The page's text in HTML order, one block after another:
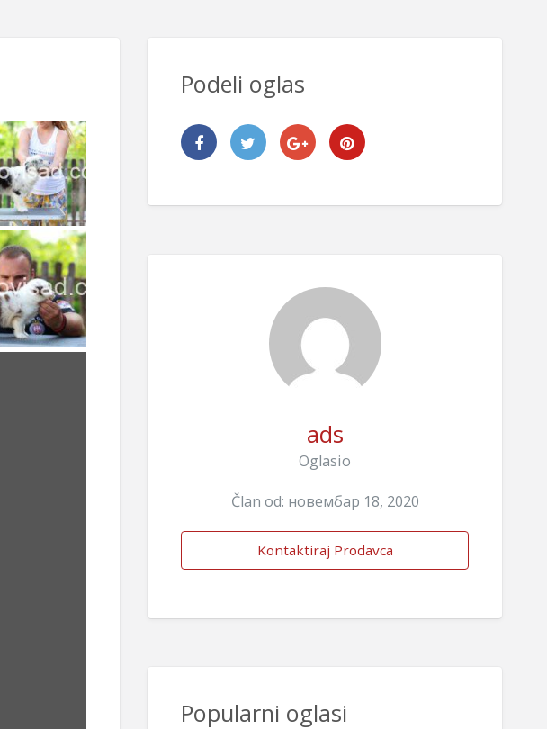
Podeli oglas
ads
Oglasio
Član od: новембар 18, 2020
Kontaktiraj Prodavca
Popularni oglasi